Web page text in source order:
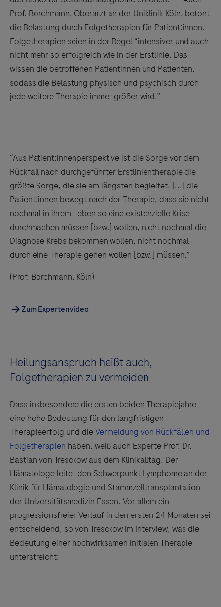
Prof. Borchmann, Oberarzt an der Uniklinik Köln, betont
die Belastung durch Folgetherapien für Patient:innen.
Folgetherapien seien in der Regel “intensiver und auch
nicht mehr so erfolgreich wie in der Erstlinie. Das
wissen die betroffenen Patientinnen und Patienten,
sodass die Belastung physisch und psychisch durch
jede weitere Therapie immer größer wird.”
“Aus Patient:innen­perspektive ist die Sorge vor dem
Rückfall nach durchgeführter Erstlinien­therapie die
größte Sorge, die sie am längsten begleitet. [...] die
Patient:innen bewegt nach der Therapie, dass sie nicht
nochmal in ihrem Leben so eine existenzielle Krise
durchmachen müssen [bzw.] wollen, nicht nochmal die
Diagnose Krebs bekommen wollen, nicht nochmal
durch eine Therapie gehen wollen [bzw.] müssen.”
(Prof. Borchmann, Köln)
Zum Expertenvideo
Heilungsanspruch heißt auch,
Folgetherapien zu vermeiden
Dass insbesondere die ersten beiden Therapiejahre
eine hohe Bedeutung für den langfristigen
Therapieerfolg und dieVermeidung von Rückfällen und
Folgetherapien haben, weiß auch Experte Prof. Dr.
Bastian von Tresckow aus dem Klinikalltag. Der
Hämatologe leitet den Schwerpunkt Lymphome an der
Klinik für Hämatologie und Stammzelltransplantation
der Universitätsmedizin Essen. Vor allem ein
progressionsfreier Verlauf in den ersten 24 Monaten sei
entscheidend, so von Tresckow im Interview, was die
Bedeutung einer hochwirksamen initialen Therapie
unterstreicht: